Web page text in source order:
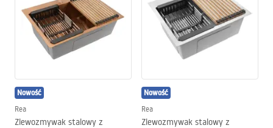
Nowość
Rea
Zlewozmywak stalowy z
Nowość
Rea
Zlewozmywak stalowy z